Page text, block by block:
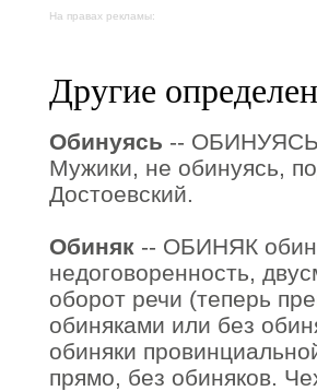
На правах рекламы:
Другие
Обинуясь -- ОБИНУЯСЬ
Мужики, не обинуясь,
Достоевский.
Обиняк -- ОБИНЯК
недоговоренность,
оборот речи (теперь
обиняками или без
обиняки
прямо, без обиняков.